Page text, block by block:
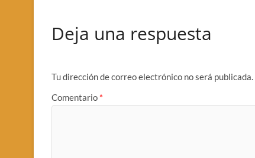
Deja una respuesta
Tu dirección de correo electrónico no será publicada.
Comentario *